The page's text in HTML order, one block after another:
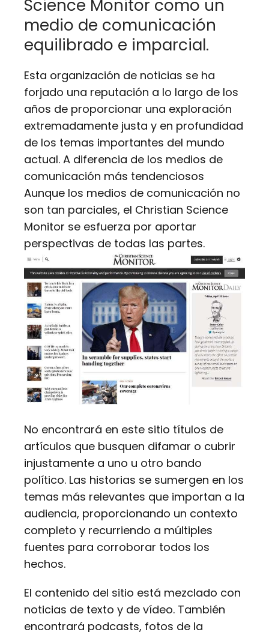
Science Monitor como un
medio de comunicación
equilibrado e imparcial.
Esta organización de noticias se ha
forjado una reputación a lo largo de los
años de proporcionar una exploración
extremadamente justa y en profundidad
de los temas importantes del mundo
actual. A diferencia de los medios de
comunicación más tendenciosos
Aunque los medios de comunicación no
son tan parciales, el Christian Science
Monitor se esfuerza por aportar
perspectivas de todas las partes.
No encontrará en este sitio títulos de
artículos que busquen difamar o cubrir
injustamente a uno u otro bando
político. Las historias se sumergen en los
temas más relevantes que importan a la
audiencia, proporcionando un contexto
completo y recurriendo a múltiples
fuentes para corroborar todos los
hechos.
El contenido del sitio está mezclado con
noticias de texto y de vídeo. También
encontrará podcasts, fotos de la